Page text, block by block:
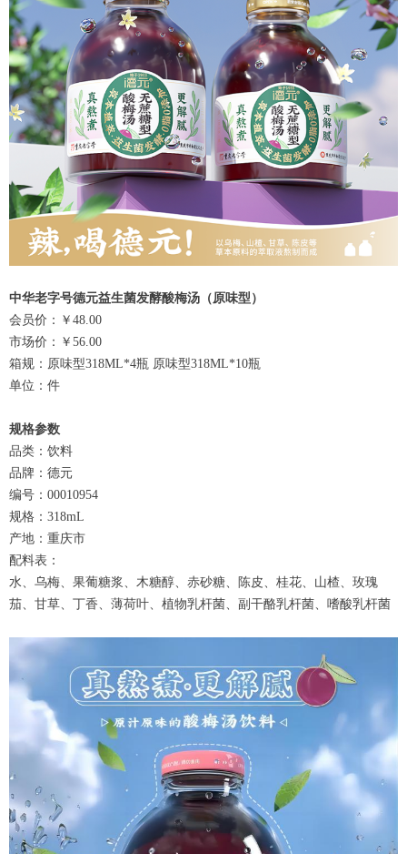
中华老字号德元益生菌发酵酸梅汤（原味型）
会员价：￥48.00
市场价：￥56.00
箱规：原味型318ML*4瓶 原味型318ML*10瓶
单位：件
规格参数
品类：饮料
品牌：德元
编号：00010954
规格：318mL
产地：重庆市
配料表：
水、乌梅、果葡糖浆、木糖醇、赤砂糖、陈皮、桂花、山楂、玫瑰
茄、甘草、丁香、薄荷叶、植物乳杆菌、副干酪乳杆菌、嗜酸乳杆菌